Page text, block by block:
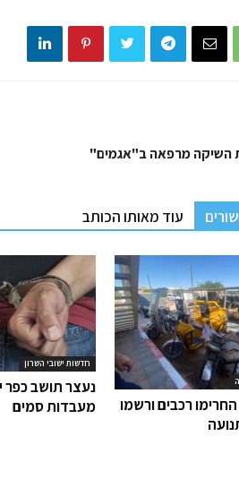
השיקה מרפאה ב"אגמים"
עוד מאותו הכותב
חדשות ישובי השרון
נעצר תושב כפר
מעבדות סמים
רכבים ורשמו